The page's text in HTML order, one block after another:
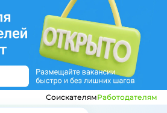
СоискателямРаботодателям